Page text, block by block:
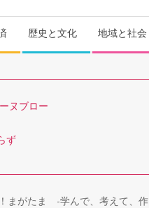
歴史と文化 地域と社会
ヌブロー
ず
がたま -学んで、考えて、作